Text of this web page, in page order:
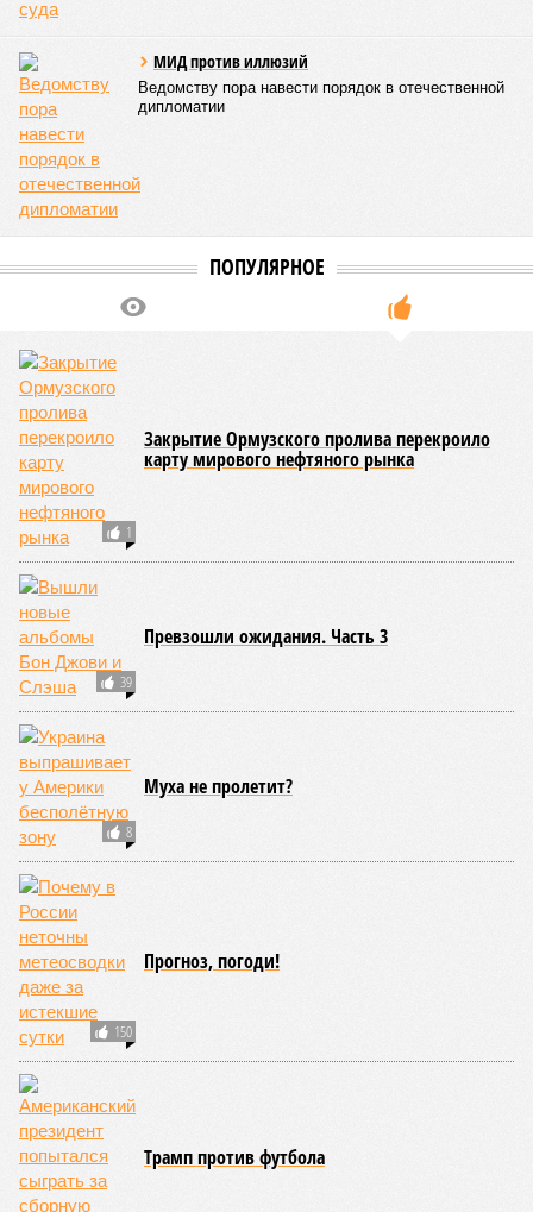
Гарник Туманян, политолог
– Вероятно, в случае разрыва концессии Пашинян со
своими европейскими партнёрами могут
инициировать новый проект на территории Армении
подобно трамповскому TRIPP, где будет создана
европейская концессия для управления путями, а
доходы от эксплуатации путей будут делиться плюс-
минус в таком же соотношении, как с американцами
(74% – Вашингтону, 26% – Еревану).
Мирослава Регинская, публицист
– Довольно вероятным представляется вариант
развития событий, при котором после ухода РЖД
железные дороги Армении быстро обретут другого
спонсора. Вряд ли Пашинян стал бы провоцировать
РЖД совсем без гарантий. В сущности, это очередной
и привычный уже «слив» России бывшими союзниками.
Потерянные нами сателлиты ищут и обретают
новых хозяев, и никакая благодарность или даже
подаренная от щедрот Российского государства
значительная выгода их в этом не могут остановить.
Юрий Баранчик, политолог
– Понятно, почему Пашинян хочет отжать актив
РЖД – в отместку за закрытие российских рынков. Ну
и вообще, чтобы ничего российского в стране не
осталось. Вместе с тем, если маленький Пашинян
отожмёт актив большой РЖД в маленькой Армении,
то о какой результативной внешней политике России
можно будет говорить в принципе?
Финляндии
отказался признать
Россию угрозой для
Европы
КОММЕНТАРИИ 0
12:37
Психолог объяснила причину спонтанных желаний
после 30 лет
12:36
Американцы охотно покупают фляжки с красной